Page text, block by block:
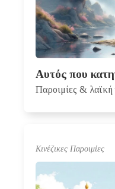
Αυτός που
Παροιμίες &
Κινέζικες Παροιμίες